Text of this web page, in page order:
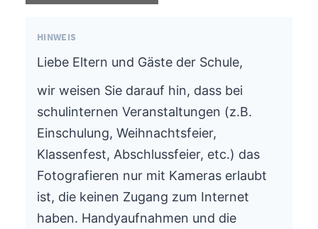
HINWEIS
Liebe Eltern und Gäste der Schule,
wir weisen Sie darauf hin, dass bei
schulinternen Veranstaltungen (z.B.
Einschulung, Weihnachtsfeier,
Klassenfest, Abschlussfeier, etc.) das
Fotografieren nur mit Kameras erlaubt
ist, die keinen Zugang zum Internet
haben. Handyaufnahmen und die